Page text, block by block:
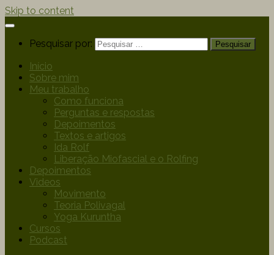
Skip to content
Pesquisar por:
Início
Sobre mim
Meu trabalho
Como funciona
Perguntas e respostas
Depoimentos
Textos e artigos
Ida Rolf
Liberação Miofascial e o Rolfing
Depoimentos
Videos
Movimento
Teoria Polivagal
Yoga Kuruntha
Cursos
Podcast